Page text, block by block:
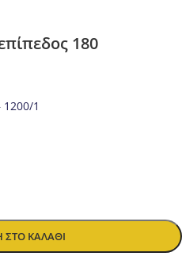
180
1200/1
ΚΑΛΆΘΙ